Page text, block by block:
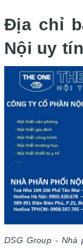
Địa chỉ
Nội uy
DSG Group - Nhà